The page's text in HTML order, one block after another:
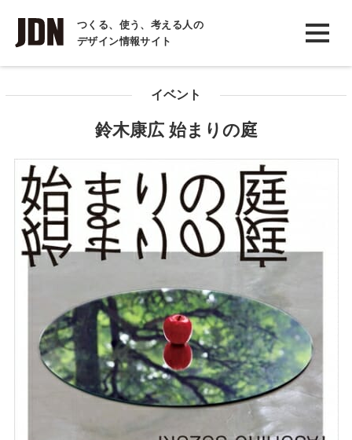
つくる、使う、考える人の
デザイン情報サイト
INTERVIEW
インタビュー
コラム
イベント
鈴木康広 始まりの庭